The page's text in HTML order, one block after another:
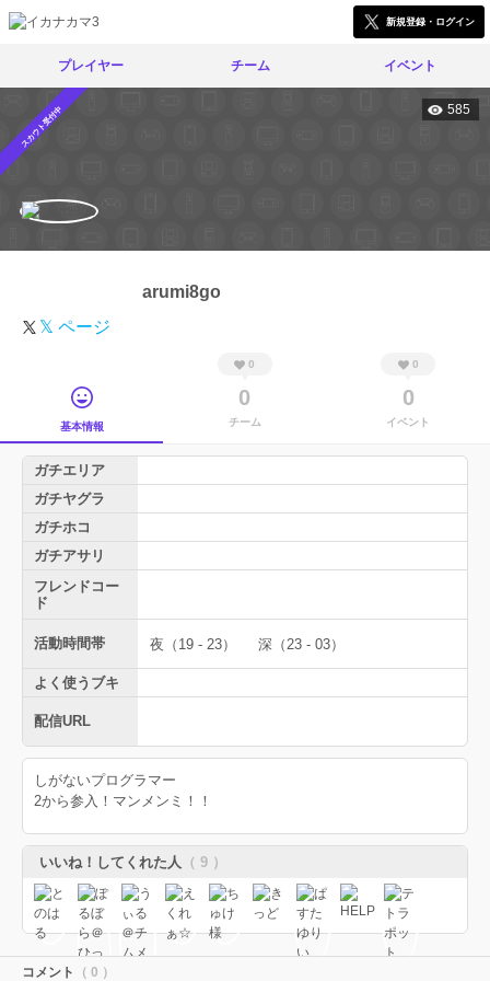
新規登録・ログイン
プレイヤー チーム イベント
スカウト受付中 585
arumi8go
𝕏 ページ
基本情報
0
0
チーム
0
0
イベント
ガチエリア
ガチヤグラ
ガチホコ
ガチアサリ
フレンドコー
ド
活動時間帯 夜（19 - 23） 深（23 - 03）
よく使うブキ
配信URL
しがないプログラマー
2から参入！マンメンミ！！
いいね！してくれた人 （ 9 ）
コメント （ 0 ）